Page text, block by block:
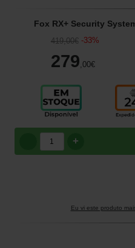
Fox RX+ Security
419,00€ -33%
279 ,00€
+
Eu vi este produto